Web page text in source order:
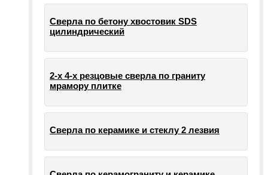
Сверла по бетону хвостовик SDS
цилиндрический
2-х 4-х резцовые сверла по граниту
мрамору плитке
Сверла по керамике и стеклу 2 лезвия